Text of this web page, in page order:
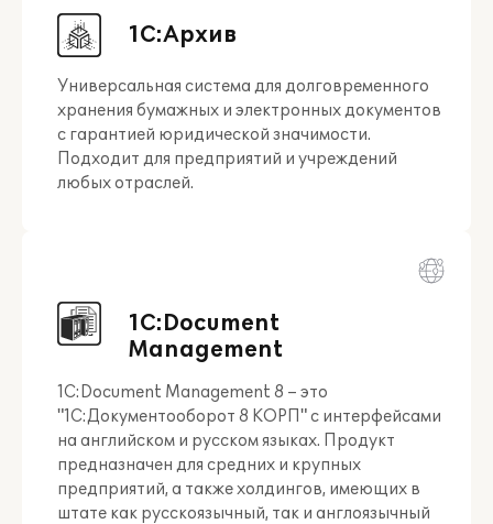
1С:Архив
Универсальная система для долговременного
хранения бумажных и электронных документов
с гарантией юридической значимости.
Подходит для предприятий и учреждений
любых отраслей.
1С:Document
Management
1C:Document Management 8 – это
"1С:Документооборот 8 КОРП" с интерфейсами
на английском и русском языках. Продукт
предназначен для средних и крупных
предприятий, а также холдингов, имеющих в
штате как русскоязычный, так и англоязычный